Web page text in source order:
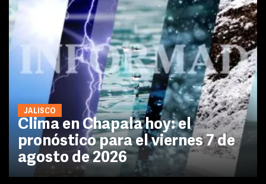
JALISCO
Clima en Chapala hoy: el
pronóstico para el viernes 7 de
agosto de 2026